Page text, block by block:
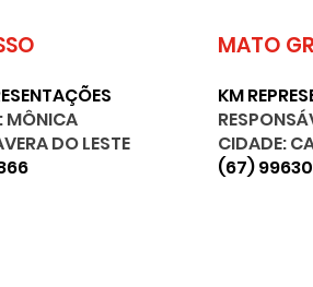
MÔNICA
DO LESTE
MATO
KM
CIDADE:
(67)